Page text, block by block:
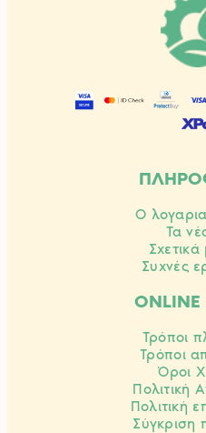
Ο
Τα
Συχνές
Τρόποι
Τρόποι
Όροι
Πολιτική
Πολιτική
Σύγκριση